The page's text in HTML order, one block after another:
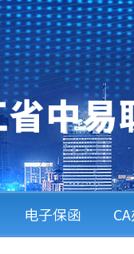
电子保函